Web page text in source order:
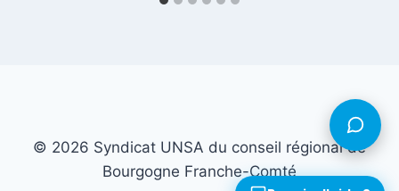
© 2026 Syndicat UNSA du conseil régional de
Bourgogne Franche-Comté